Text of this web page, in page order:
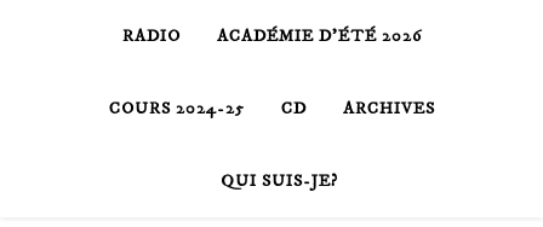
RADIO ACADÉMIE D’ÉTÉ 2026
COURS 2024-25 CD ARCHIVES
QUI SUIS-JE?